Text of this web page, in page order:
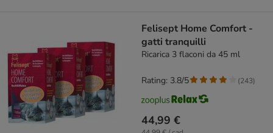
Felisept Home Comfort -
gatti tranquilli
Ricarica 3 flaconi da 45 ml
44,99 €
Rating: 3.8/5 (243)